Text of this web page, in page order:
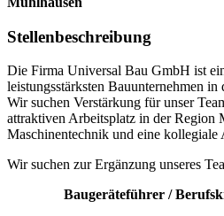
Stellenbeschreibung
Die Firma Universal Bau GmbH ist
leistungsstärksten Bauunternehmen
Wir suchen Verstärkung für unser
attraktiven Arbeitsplatz in der Region
Maschinentechnik und eine kollegiale
Wir suchen zur Ergänzung unseres
Baugeräteführer /